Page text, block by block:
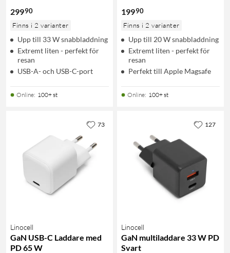
29990
Finns i 2 varianter
Upp till 33 W snabbladdning
Extremt liten - perfekt för
resan
USB-A- och USB-C-port
Online: 100+ st
19990
Finns i 2 varianter
Upp till 20 W snabbladdning
Extremt liten - perfekt för
resan
Perfekt till Apple Magsafe
Online: 100+ st
Linocell
GaN USB-C Laddare med
PD 65 W
73
Linocell
GaN multiladdare 33 W PD
Svart
127